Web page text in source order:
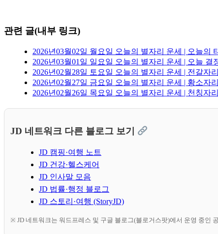
관련 글(내부 링크)
2026년03월02일 월요일 오늘의 별자리 운세 | 오늘의
2026년03월01일 일요일 오늘의 별자리 운세 | 오늘
2026년02월28일 토요일 오늘의 별자리 운세 | 전갈자
2026년02월27일 금요일 오늘의 별자리 운세 | 황소자
2026년02월26일 목요일 오늘의 별자리 운세 | 천칭
JD 네트워크 다른 블로그 보기
JD 캠핑·여행 노트
JD 건강·헬스케어
JD 인사말 모음
JD 법률·행정 블로그
JD 스토리·여행 (StoryJD)
※ JD 네트워크는 워드프레스 및 구글 블로그(블로거스팟)에서 운영 중인